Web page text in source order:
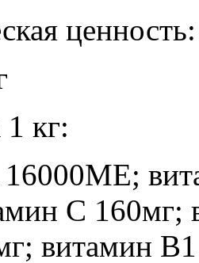
ценность:
кг:
С 160мг;
витамин